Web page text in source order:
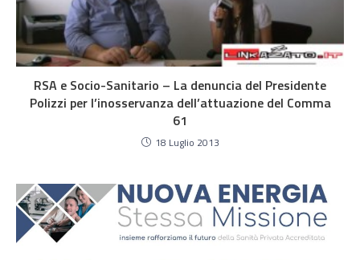
RSA e Socio-Sanitario – La denuncia del Presidente
Polizzi per l’inosservanza dell’attuazione del Comma
61
18 Luglio 2013